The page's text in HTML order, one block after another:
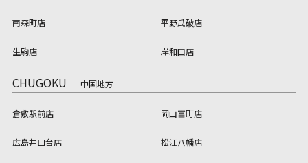
南森町店 平野瓜破店
生駒店 岸和田店
CHUGOKU 中国地方
倉敷駅前店 岡山富町店
広島井口台店 松江八幡店